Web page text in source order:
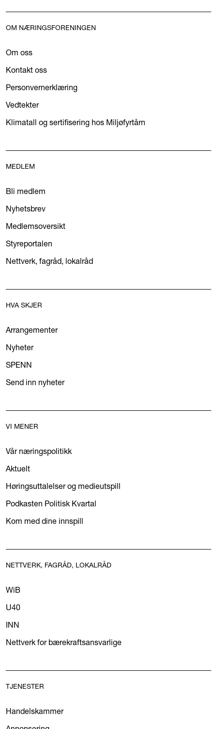
OM NÆRINGSFORENINGEN
Om oss
Kontakt oss
Personvernerklæring
Vedtekter
Klimatall og sertifisering hos Miljøfyrtårn
MEDLEM
Bli medlem
Nyhetsbrev
Medlemsoversikt
Styreportalen
Nettverk, fagråd, lokalråd
HVA SKJER
Arrangementer
Nyheter
SPENN
Send inn nyheter
VI MENER
Vår næringspolitikk
Aktuelt
Høringsuttalelser og medieutspill
Podkasten Politisk Kvartal
Kom med dine innspill
NETTVERK, FAGRÅD, LOKALRÅD
WiB
U40
INN
Nettverk for bærekraftsansvarlige
TJENESTER
Handelskammer